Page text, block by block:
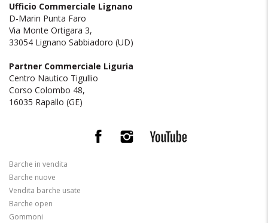
Ufficio Commerciale Lignano
D-Marin Punta Faro
Via Monte Ortigara 3,
33054 Lignano Sabbiadoro (UD)
Partner Commerciale Liguria
Centro Nautico Tigullio
Corso Colombo 48,
16035 Rapallo (GE)
Barche in vendita
Barche nuove
Vendita barche usate
Barche open
Gommoni